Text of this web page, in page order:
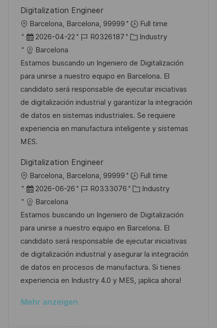
h
u
n
g
r
ö
f
f
e
n
t
l
i
c
h
u
n
g
Digitalization Engineer
O
r
t
Barcelona, Barcelona, 99999
Full time
D
a
t
u
m
d
e
r
V
r
ö
f
f
e
n
t
l
i
c
h
2026-04-22
J
b
-
I
D
R0326187
K
t
e
g
o
r
i
Industry
Barcelona
Estamos buscando un Ingeniero de Digitalización
para unirse a nuestro equipo en Barcelona. El
candidato será responsable de ejecutar iniciativas
de digitalización industrial y garantizar la integración
de datos en sistemas industriales. Se requiere
experiencia en manufactura inteligente y sistemas
MES.
Digitalization Engineer
O
r
t
Barcelona, Barcelona, 99999
Full time
D
a
t
u
m
d
e
r
e
2026-06-26
J
b
-
I
D
R0333076
K
t
e
g
o
r
i
Industry
Barcelona
Estamos buscando un Ingeniero de Digitalización
para unirse a nuestro equipo en Barcelona. El
candidato será responsable de ejecutar iniciativas
de digitalización industrial y asegurar la integración
de datos en procesos de manufactura. Si tienes
experiencia en Industry 4.0 y MES, ¡aplica ahora!
Mehr anzeigen